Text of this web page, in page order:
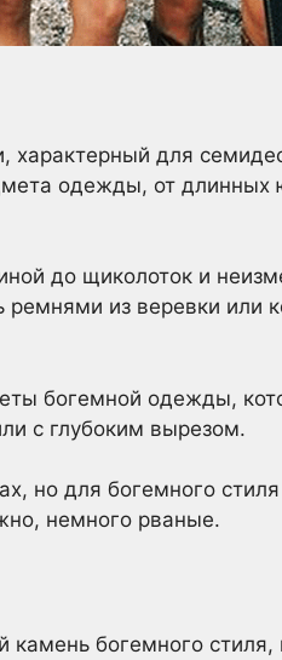
характерный для
одежды, от длинных
до щиколоток и
из веревки или
богемной одежды,
с глубоким вырезом.
но для богемного
немного рваные.
богемного стиля,